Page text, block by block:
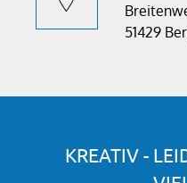
51429
KREATIV -